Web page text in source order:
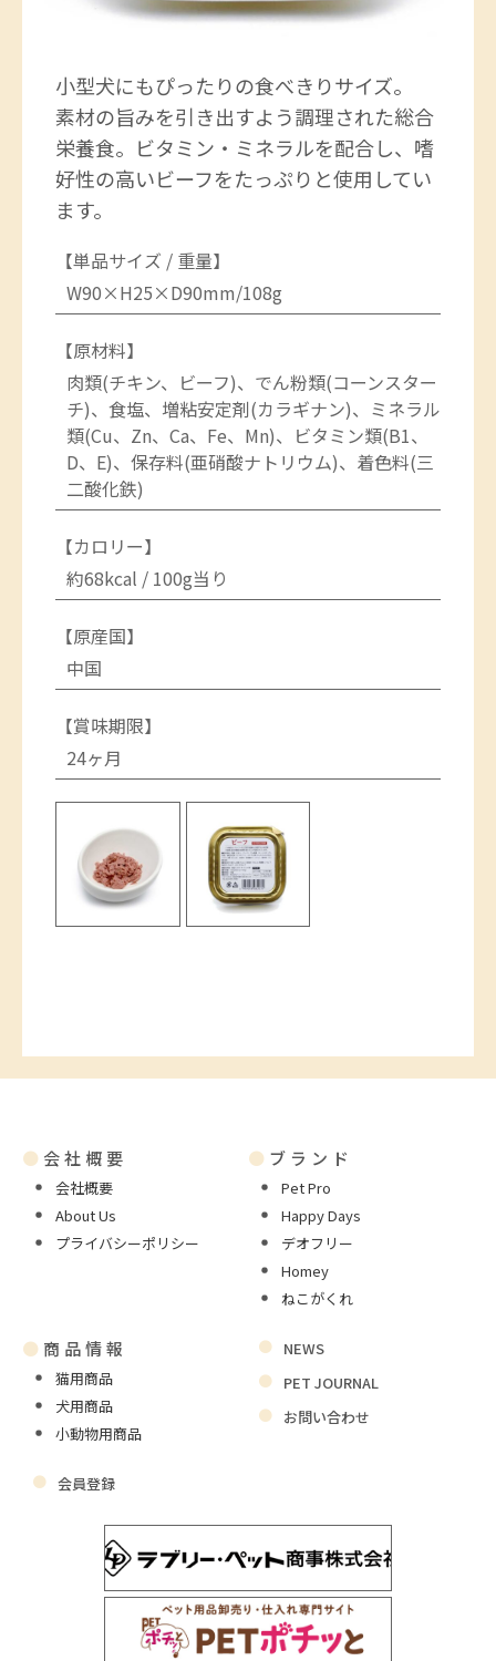
小型犬にもぴったりの食べきりサイズ。
素材の旨みを引き出すよう調理された総合
栄養食。ビタミン・ミネラルを配合し、嗜
好性の高いビーフをたっぷりと使用してい
ます。
【単品サイズ / 重量】
W90×H25×D90mm/108g
【原材料】
肉類(チキン、ビーフ)、でん粉類(コーンスター
チ)、食塩、増粘安定剤(カラギナン)、ミネラル
類(Cu、Zn、Ca、Fe、Mn)、ビタミン類(B1、
D、E)、保存料(亜硝酸ナトリウム)、着色料(三
二酸化鉄)
【カロリー】
約68kcal / 100g当り
【原産国】
中国
【賞味期限】
24ヶ月
● 会社概要
会社概要
About Us
プライバシーポリシー
● ブランド
Pet Pro
Happy Days
デオフリー
Homey
ねこがくれ
● 商品情報
猫用商品
犬用商品
小動物用商品
NEWS
PET JOURNAL
お問い合わせ
会員登録